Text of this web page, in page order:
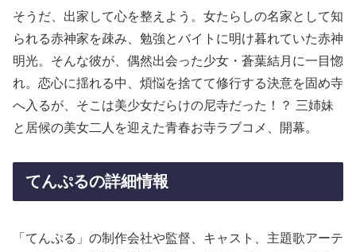
そうだ、出家して心を整えよう。女たらしの名家として知
られる赤神家を疎み、勉強とバイトに明け暮れていた赤神
明光。そんな彼が、偶然出会った少女・蒼葉結月に一目惚
れ。恋心に揺れる中、煩悩を捨てて修行する決意を固め寺
へ入るが、そこは美少女だらけの尼寺だった！？ 三姉妹
と居候の美女二人を迎えた青春お寺ラブコメ、開幕。
てんぷるの詳細情報
「てんぷる」の制作会社や監督、キャスト、主題歌アーテ